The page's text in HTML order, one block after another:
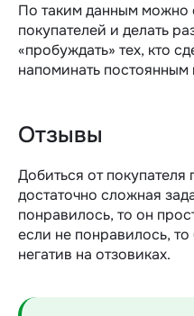
По таким данным можно
покупателей и делать
«пробуждать» тех, кто
напоминать постоянным
Отзывы
Добиться от
достаточно сложная
понравилось, то он
если не понравилось, то
негатив на отзовиках.